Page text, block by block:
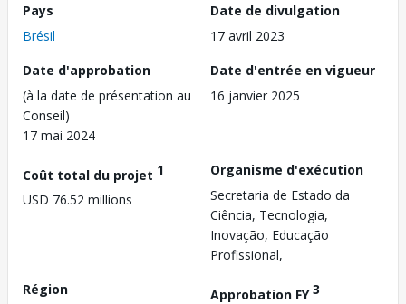
Pays
Brésil
Date de divulgation
17 avril 2023
Date d'approbation
(à la date de présentation au
Conseil)
17 mai 2024
Date d'entrée en vigueur
16 janvier 2025
Coût total du projet 1
USD 76.52 millions
Organisme d'exécution
Secretaria de Estado da
Ciência, Tecnologia,
Inovação, Educação
Profissional,
Région
Approbation FY3